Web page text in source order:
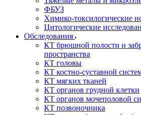
ФБУЗ
Химико-токсилогические
Цитологические
Обследования
КТ брюшной полости и
пространства
КТ головы
КТ костно-суставной
КТ мягких тканей
КТ органов грудной клетки
КТ органов мочеполовой
КТ позвоночника